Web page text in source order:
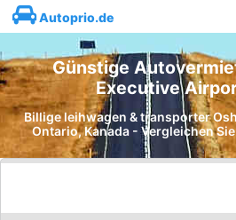
Autoprio.de
Günstige
Executive
Billige leihwagen & transporter
Ontario, Kanada - Vergleichen